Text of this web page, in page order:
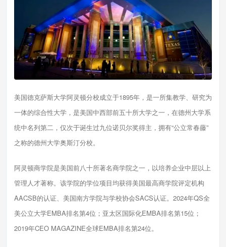
美国德克萨斯大学阿灵顿分校成立于1895年，是一所集教学、研究为
一体的综合性大学，是美国中西部前五十所大学之一，在德州大学系
统中名列第二，仅次于诞生过九位诺贝尔奖得主，拥有“公立常春藤”
之称的德州大学奥斯汀分校。
阿灵顿商学院是美国前八十所著名商学院之一，以培养企业中层以上
管理人才著称。该学院的学位项目均获得美国最高商学院评定机构
AACSB的认证、美国南方学院与学校协会SACS认证。2024年QS全
美公立大学EMBA排名第4位；亚太区国际化EMBA排名第15位；
2019年CEO MAGAZINE全球EMBA排名第24位。